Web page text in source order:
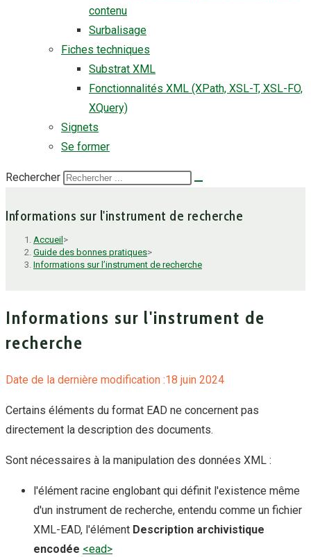
contenu
Surbalisage
Fiches techniques
Substrat XML
Fonctionnalités XML (XPath, XSL-T, XSL-FO,
XQuery)
Signets
Se former
Rechercher
Informations sur l'instrument de recherche
Accueil >
Guide des bonnes pratiques>
Informations sur l’instrument de recherche
Informations sur l'instrument de
recherche
Date de la dernière modification :18 juin 2024
Certains éléments du format EAD ne concernent pas
directement la description des documents.
Sont nécessaires à la manipulation des données XML :
l'élément racine englobant qui définit l'existence même
d'un instrument de recherche, entendu comme un fichier
XML-EAD, l'élément Description archivistique
encodée <ead>